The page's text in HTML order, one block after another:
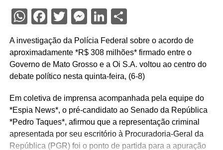
WhatsApp
Facebook
Twitter
Messenger
LinkedIn
Share
A investigação da Polícia Federal sobre o acordo de
aproximadamente *R$ 308 milhões* firmado entre o
Governo de Mato Grosso e a Oi S.A. voltou ao centro do
debate político nesta quinta-feira, (6-8)
Em coletiva de imprensa acompanhada pela equipe do
*Espia News*, o pré-candidato ao Senado da República
*Pedro Taques*, afirmou que a representação criminal
apresentada por seu escritório à Procuradoria-Geral da
República (PGR) foi o ponto de partida para a apuração